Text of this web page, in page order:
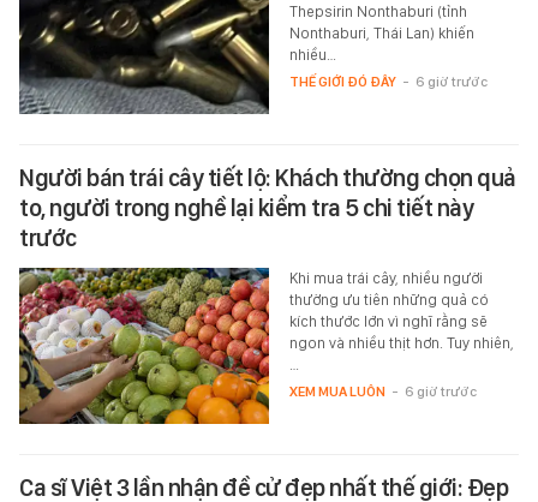
Thepsirin Nonthaburi (tỉnh
Nonthaburi, Thái Lan) khiến
nhiều…
THẾ GIỚI ĐÓ ĐÂY - 6 giờ trước
Người bán trái cây tiết lộ: Khách thường chọn quả
to, người trong nghề lại kiểm tra 5 chi tiết này
trước
Khi mua trái cây, nhiều người
thường ưu tiên những quả có
kích thước lớn vì nghĩ rằng sẽ
ngon và nhiều thịt hơn. Tuy nhiên,
XEM MUA LUÔN - 6 giờ trước
Ca sĩ Việt 3 lần nhận đề cử đẹp nhất thế giới: Đẹp